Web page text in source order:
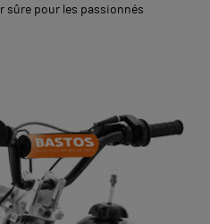
sûre pour les passionnés